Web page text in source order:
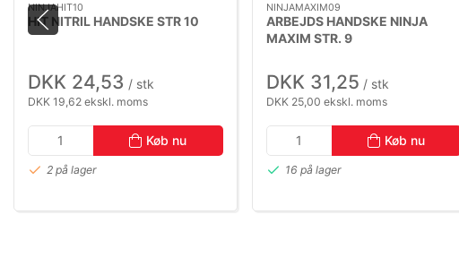
NINJAHIT10
HIT NITRIL HANDSKE STR 10
DKK 24,53 / stk
DKK 19,62 ekskl. moms
Køb nu
2 på lager
NINJAMAXIM09
ARBEJDS HANDSKE NINJA
MAXIM STR. 9
DKK 31,25 / stk
DKK 25,00 ekskl. moms
Køb nu
16 på lager